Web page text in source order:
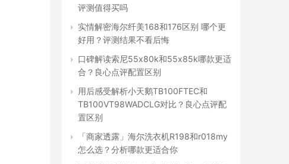
评测值得买吗
实情解密海尔纤美168和176区别 哪个更
好用？评测结果不看后悔
口碑解读索尼55x80k和55x85k哪款更适
合？良心点评配置区别
用后感受解析小天鹅TB100FTEC和
TB100VT98WADCLG对比？良心点评配
置区别
「商家透露」海尔洗衣机R198和r018my
怎么选？分析哪款更适合你